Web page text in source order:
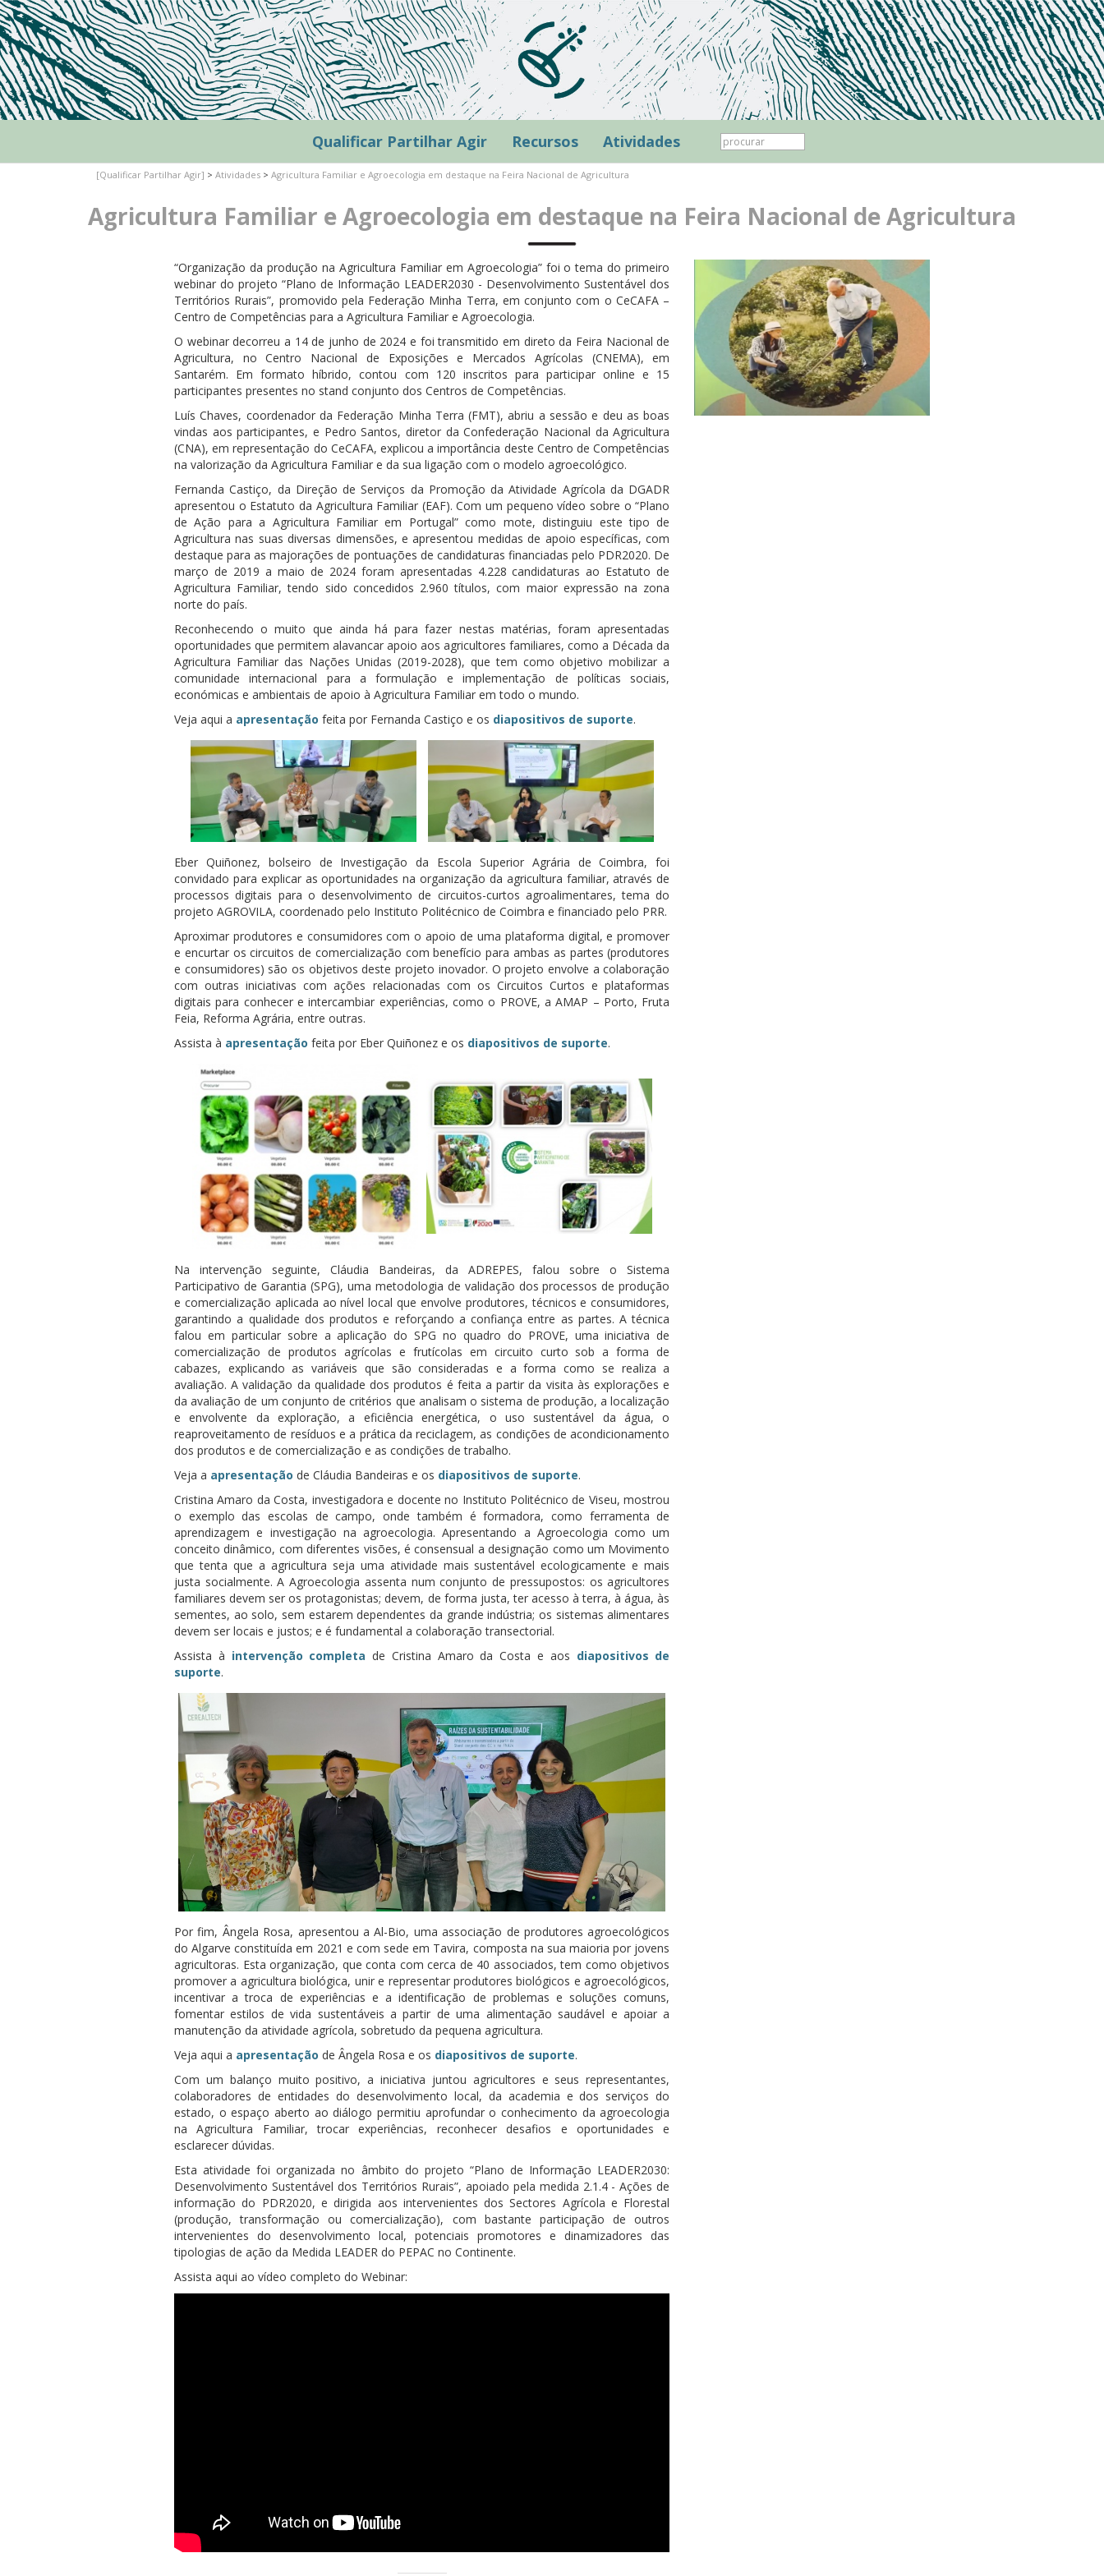
Qualificar Partilhar Agir Recursos Atividades
[Qualificar Partilhar Agir] > Atividades > Agricultura Familiar e Agroecologia em destaque na Feira Nacional de Agricultura
Agricultura Familiar e Agroecologia em destaque na Feira Nacional de Agricultura
“Organização da produção na Agricultura Familiar em Agroecologia” foi o tema do primeiro
webinar do projeto “Plano de Informação LEADER2030 - Desenvolvimento Sustentável dos
Territórios Rurais”, promovido pela Federação Minha Terra, em conjunto com o CeCAFA –
Centro de Competências para a Agricultura Familiar e Agroecologia.
O webinar decorreu a 14 de junho de 2024 e foi transmitido em direto da Feira Nacional de
Agricultura, no Centro Nacional de Exposições e Mercados Agrícolas (CNEMA), em
Santarém. Em formato híbrido, contou com 120 inscritos para participar online e 15
participantes presentes no stand conjunto dos Centros de Competências.
Luís Chaves, coordenador da Federação Minha Terra (FMT), abriu a sessão e deu as boas
vindas aos participantes, e Pedro Santos, diretor da Confederação Nacional da Agricultura
(CNA), em representação do CeCAFA, explicou a importância deste Centro de Competências
na valorização da Agricultura Familiar e da sua ligação com o modelo agroecológico.
Fernanda Castiço, da Direção de Serviços da Promoção da Atividade Agrícola da DGADR
apresentou o Estatuto da Agricultura Familiar (EAF). Com um pequeno vídeo sobre o “Plano
de Ação para a Agricultura Familiar em Portugal” como mote, distinguiu este tipo de
Agricultura nas suas diversas dimensões, e apresentou medidas de apoio específicas, com
destaque para as majorações de pontuações de candidaturas financiadas pelo PDR2020. De
março de 2019 a maio de 2024 foram apresentadas 4.228 candidaturas ao Estatuto de
Agricultura Familiar, tendo sido concedidos 2.960 títulos, com maior expressão na zona
norte do país.
Reconhecendo o muito que ainda há para fazer nestas matérias, foram apresentadas
oportunidades que permitem alavancar apoio aos agricultores familiares, como a Década da
Agricultura Familiar das Nações Unidas (2019-2028), que tem como objetivo mobilizar a
comunidade internacional para a formulação e implementação de políticas sociais,
económicas e ambientais de apoio à Agricultura Familiar em todo o mundo.
Veja aqui a apresentação feita por Fernanda Castiço e os diapositivos de suporte.
Eber Quiñonez, bolseiro de Investigação da Escola Superior Agrária de Coimbra, foi
convidado para explicar as oportunidades na organização da agricultura familiar, através de
processos digitais para o desenvolvimento de circuitos-curtos agroalimentares, tema do
projeto AGROVILA, coordenado pelo Instituto Politécnico de Coimbra e financiado pelo PRR.
Aproximar produtores e consumidores com o apoio de uma plataforma digital, e promover
e encurtar os circuitos de comercialização com benefício para ambas as partes (produtores
e consumidores) são os objetivos deste projeto inovador. O projeto envolve a colaboração
com outras iniciativas com ações relacionadas com os Circuitos Curtos e plataformas
digitais para conhecer e intercambiar experiências, como o PROVE, a AMAP – Porto, Fruta
Feia, Reforma Agrária, entre outras.
Assista à apresentação feita por Eber Quiñonez e os diapositivos de suporte.
Na intervenção seguinte, Cláudia Bandeiras, da ADREPES, falou sobre o Sistema
Participativo de Garantia (SPG), uma metodologia de validação dos processos de produção
e comercialização aplicada ao nível local que envolve produtores, técnicos e consumidores,
garantindo a qualidade dos produtos e reforçando a confiança entre as partes. A técnica
falou em particular sobre a aplicação do SPG no quadro do PROVE, uma iniciativa de
comercialização de produtos agrícolas e frutícolas em circuito curto sob a forma de
cabazes, explicando as variáveis que são consideradas e a forma como se realiza a
avaliação. A validação da qualidade dos produtos é feita a partir da visita às explorações e
da avaliação de um conjunto de critérios que analisam o sistema de produção, a localização
e envolvente da exploração, a eficiência energética, o uso sustentável da água, o
reaproveitamento de resíduos e a prática da reciclagem, as condições de acondicionamento
dos produtos e de comercialização e as condições de trabalho.
Veja a apresentação de Cláudia Bandeiras e os diapositivos de suporte.
Cristina Amaro da Costa, investigadora e docente no Instituto Politécnico de Viseu, mostrou
o exemplo das escolas de campo, onde também é formadora, como ferramenta de
aprendizagem e investigação na agroecologia. Apresentando a Agroecologia como um
conceito dinâmico, com diferentes visões, é consensual a designação como um Movimento
que tenta que a agricultura seja uma atividade mais sustentável ecologicamente e mais
justa socialmente. A Agroecologia assenta num conjunto de pressupostos: os agricultores
familiares devem ser os protagonistas; devem, de forma justa, ter acesso à terra, à água, às
sementes, ao solo, sem estarem dependentes da grande indústria; os sistemas alimentares
devem ser locais e justos; e é fundamental a colaboração transectorial.
Assista à intervenção completa de Cristina Amaro da Costa e aos diapositivos de
suporte.
Por fim, Ângela Rosa, apresentou a Al-Bio, uma associação de produtores agroecológicos
do Algarve constituída em 2021 e com sede em Tavira, composta na sua maioria por jovens
agricultoras. Esta organização, que conta com cerca de 40 associados, tem como objetivos
promover a agricultura biológica, unir e representar produtores biológicos e agroecológicos,
incentivar a troca de experiências e a identificação de problemas e soluções comuns,
fomentar estilos de vida sustentáveis a partir de uma alimentação saudável e apoiar a
manutenção da atividade agrícola, sobretudo da pequena agricultura.
Veja aqui a apresentação de Ângela Rosa e os diapositivos de suporte.
Com um balanço muito positivo, a iniciativa juntou agricultores e seus representantes,
colaboradores de entidades do desenvolvimento local, da academia e dos serviços do
estado, o espaço aberto ao diálogo permitiu aprofundar o conhecimento da agroecologia
na Agricultura Familiar, trocar experiências, reconhecer desafios e oportunidades e
esclarecer dúvidas.
Esta atividade foi organizada no âmbito do projeto “Plano de Informação LEADER2030:
Desenvolvimento Sustentável dos Territórios Rurais”, apoiado pela medida 2.1.4 - Ações de
informação do PDR2020, e dirigida aos intervenientes dos Sectores Agrícola e Florestal
(produção, transformação ou comercialização), com bastante participação de outros
intervenientes do desenvolvimento local, potenciais promotores e dinamizadores das
tipologias de ação da Medida LEADER do PEPAC no Continente.
Assista aqui ao vídeo completo do Webinar: